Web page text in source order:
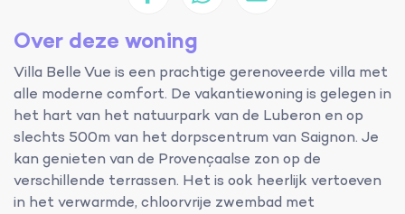
Over deze woning
Villa Belle Vue is een prachtige gerenoveerde villa met
alle moderne comfort. De vakantiewoning is gelegen in
het hart van het natuurpark van de Luberon en op
slechts 500m van het dorpscentrum van Saignon. Je
kan genieten van de Provençaalse zon op de
verschillende terrassen. Het is ook heerlijk vertoeven
in het verwarmde, chloorvrije zwembad met